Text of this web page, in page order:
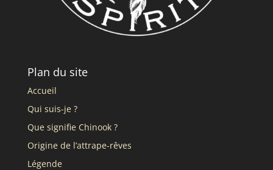
Plan du site
Accueil
Qui suis-je ?
Que signifie Chinook ?
Origine de l’attrape-rêves
Légende